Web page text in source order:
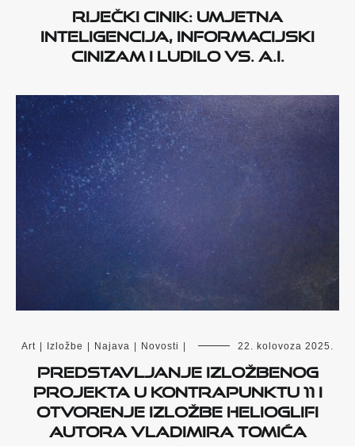
RIJEČKI CINIK: UMJETNA
INTELIGENCIJA, INFORMACIJSKI
CINIZAM I LUDILO VS. A.I.
Art | Izložbe | Najava | Novosti | 22. kolovoza 2025.
Predstavljanje izložbenog
projekta U kontrapunktu 11 i
otvorenje izložbe Helioglifi
autora Vladimira Tomića